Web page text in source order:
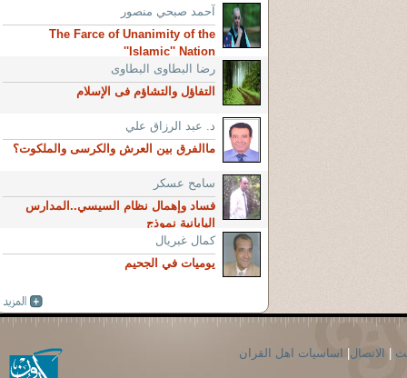
آحمد صبحي منصور
The Farce of Unanimity of the
''Islamic'' Nation
رضا البطاوى البطاوى
التفاؤل والتشاؤم فى الإسلام
د. عبد الرزاق علي
ماالفرق بين العرش والكرسى والملكوت؟
سامح عسكر
فساد وإهمال نظام السيسي..المدارس
اليابانية نموذج
كمال غبريال
يوميات في الجحيم
الاتصال اساسيات اهل القران